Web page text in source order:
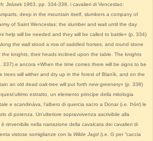
Jirásek 1963, pp. 334-338, i cavalieri di Venceslao:
deep in the mountain itself, slumbers a company of
of Saint Wenceslas; the slumber and wait until the day
help will be needed and they will be called to battle» (p. 334)
the wall stood a row of saddled horses, and round stone
the knights, their heads inclined upon the table. The knights
337) e ancora «When the time comes there will be signs to be
trees will wither and dry up in the forest of Blaník, and on the
an old dead oak-tree will put forth new greenery» (p. 338)
estratto, un elemento principe della mitologia
e scandinàva, l’albero di quercia sacro a Donar (i.e. Þórr) le
di potenza. Un’ulteriore sopravvivenza ascrivibile alla
rinvenibile nella narrazione della cavalcata dei cavalieri di
vistose somiglianze con la Wilde Jagd (i.e. G per “caccia